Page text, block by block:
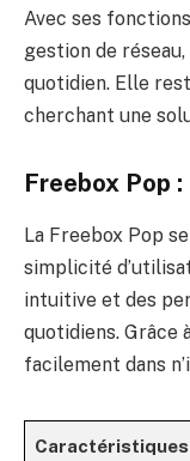
Avec ses
gestion de
quotidien. Elle
cherchant une
Freebox Pop
La Freebox Pop
simplicité
intuitive et des
quotidiens. Grâce
facilement dans
Caractéristiques